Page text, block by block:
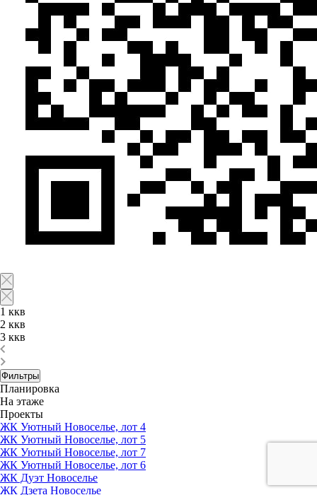
1 ккв
2 ккв
3 ккв
Фильтры
Планировка
На этаже
Проекты
ЖК Уютный Новоселье, лот 4
ЖК Уютный Новоселье, лот 5
ЖК Уютный Новоселье, лот 7
ЖК Уютный Новоселье, лот 6
ЖК Дуэт Новоселье
ЖК Дзета Новоселье